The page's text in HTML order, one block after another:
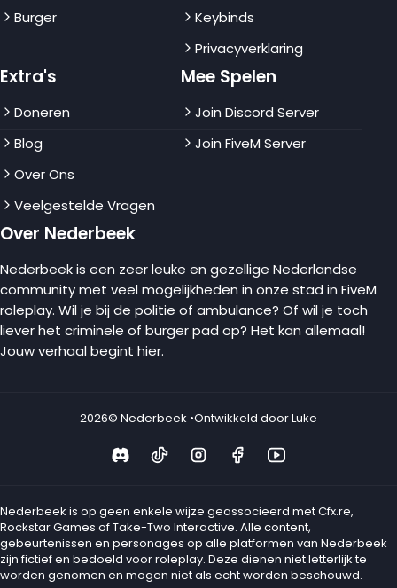
Burger
Keybinds
Privacyverklaring
Extra's
Doneren
Blog
Over Ons
Veelgestelde Vragen
Mee Spelen
Join Discord Server
Join FiveM Server
Over Nederbeek
Nederbeek is een zeer leuke en gezellige Nederlandse
community met veel mogelijkheden in onze stad in FiveM
roleplay. Wil je bij de politie of ambulance? Of wil je toch
liever het criminele of burger pad op? Het kan allemaal!
Jouw verhaal begint hier.
2026© Nederbeek •Ontwikkeld door Luke
Nederbeek is op geen enkele wijze geassocieerd met Cfx.re,
Rockstar Games of Take-Two Interactive. Alle content,
gebeurtenissen en personages op alle platformen van Nederbeek
zijn fictief en bedoeld voor roleplay. Deze dienen niet letterlijk te
worden genomen en mogen niet als echt worden beschouwd.